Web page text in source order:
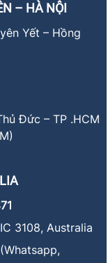
– HÀ NỘI
Yết – Hồng
Đức – TP .HCM
3108, Australia